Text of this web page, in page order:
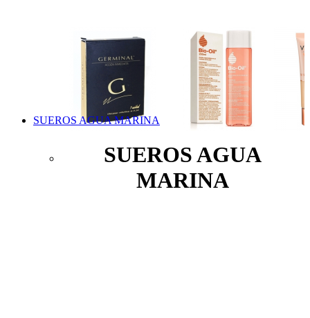
SUEROS AGUA MARINA
SUEROS AGUA
MARINA